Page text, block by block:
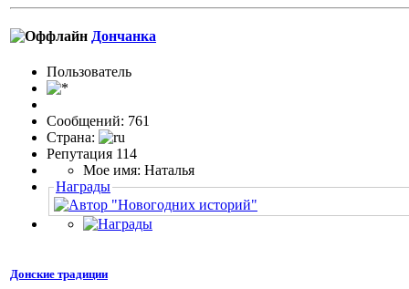
Дончанка
Пользовaтeль
Сообщений: 761
Страна:
Репутация 114
Мое имя: Наталья
Награды
Донские традиции